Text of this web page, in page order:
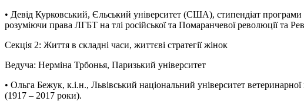
• Девід Курковський, Єльський університет (США), стипендіат
розуміючи права ЛГБТ на тлі російської та Помаранчевої революції та
Секція 2: Життя в складні часи, життєві стратегії жінок
Ведуча: Нерміна Трбонья, Паризький університет
• Ольга Бежук, к.і.н., Львівський національний університет
(1917 – 2017 роки).